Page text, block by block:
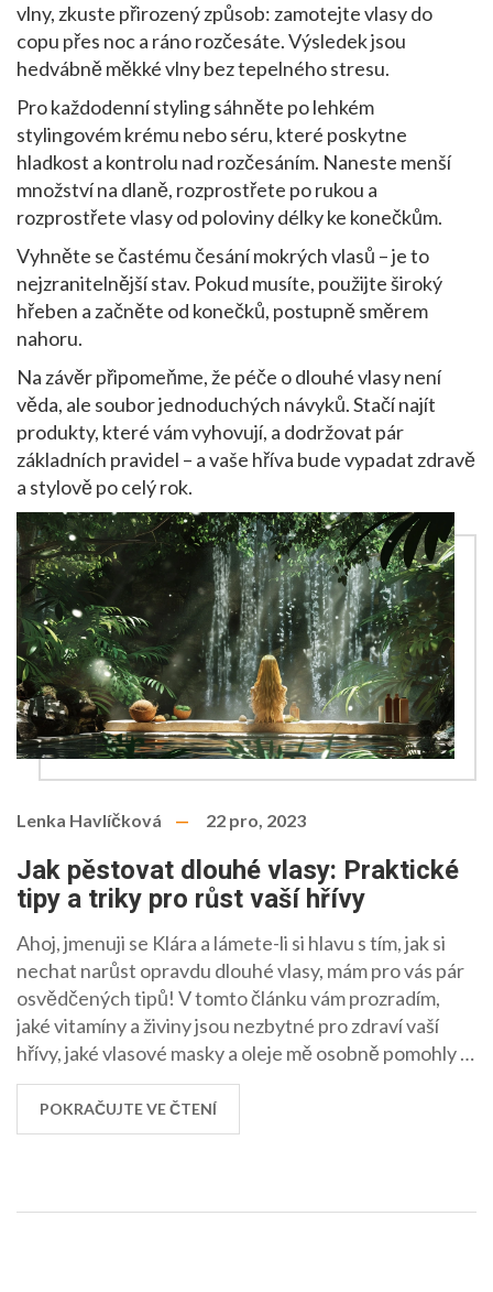
vlny, zkuste přirozený způsob: zamotejte vlasy do
copu přes noc a ráno rozčesáte. Výsledek jsou
hedvábně měkké vlny bez tepelného stresu.
Pro každodenní styling sáhněte po lehkém
stylingovém krému nebo séru, které poskytne
hladkost a kontrolu nad rozčesáním. Naneste menší
množství na dlaně, rozprostřete po rukou a
rozprostřete vlasy od poloviny délky ke konečkům.
Vyhněte se častému česání mokrých vlasů – je to
nejzranitelnější stav. Pokud musíte, použijte široký
hřeben a začněte od konečků, postupně směrem
nahoru.
Na závěr připomeňme, že péče o dlouhé vlasy není
věda, ale soubor jednoduchých návyků. Stačí najít
produkty, které vám vyhovují, a dodržovat pár
základních pravidel – a vaše hříva bude vypadat zdravě
a stylově po celý rok.
Lenka Havlíčková 22 pro, 2023
Jak pěstovat dlouhé vlasy: Praktické
tipy a triky pro růst vaší hřívy
Ahoj, jmenuji se Klára a lámete-li si hlavu s tím, jak si
nechat narůst opravdu dlouhé vlasy, mám pro vás pár
osvědčených tipů! V tomto článku vám prozradím,
jaké vitamíny a živiny jsou nezbytné pro zdraví vaší
hřívy, jaké vlasové masky a oleje mě osobně pomohly a
proč je důležité vlasy pravidelně stříhat. Také vás
naučím, jak se vyhnout běžným chybám, které mohou
růst vlasů brzdit, a podělím se o své zkušenosti s
POKRAČUJTE VE ČTENÍ